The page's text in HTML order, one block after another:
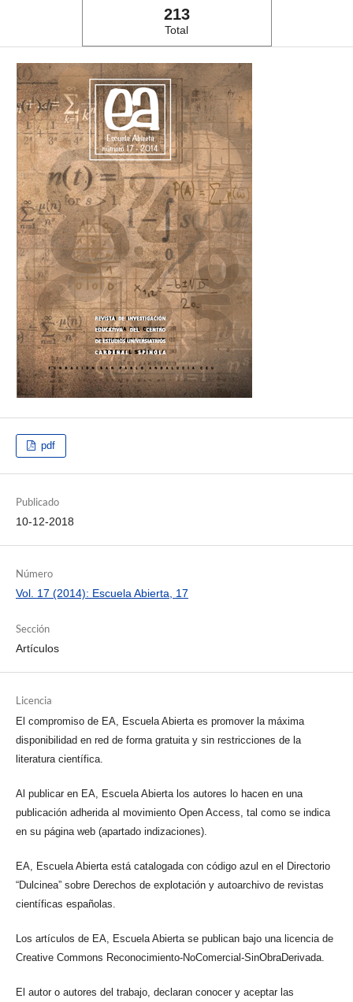
213
Total
pdf
Publicado
10-12-2018
Número
Vol. 17 (2014): Escuela Abierta, 17
Sección
Artículos
Licencia
El compromiso de EA, Escuela Abierta es promover la máxima
disponibilidad en red de forma gratuita y sin restricciones de la
literatura científica.
Al publicar en EA, Escuela Abierta los autores lo hacen en una
publicación adherida al movimiento Open Access, tal como se indica
en su página web (apartado indizaciones).
EA, Escuela Abierta está catalogada con código azul en el Directorio
“Dulcinea” sobre Derechos de explotación y autoarchivo de revistas
científicas españolas.
Los artículos de EA, Escuela Abierta se publican bajo una licencia de
Creative Commons Reconocimiento-NoComercial-SinObraDerivada.
El autor o autores del trabajo, declaran conocer y aceptar las